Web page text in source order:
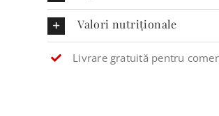
Valori nutriționale
Livrare gratuită pentru